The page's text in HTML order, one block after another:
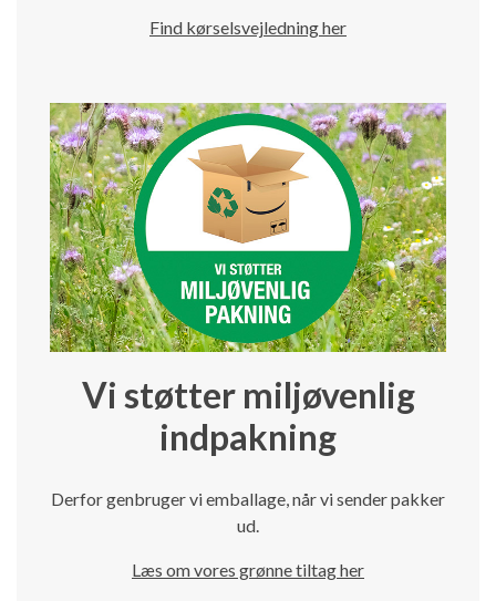
Find kørselsvejledning her
Vi støtter miljøvenlig
indpakning
Derfor genbruger vi emballage, når vi sender pakker
ud.
Læs om vores grønne tiltag her